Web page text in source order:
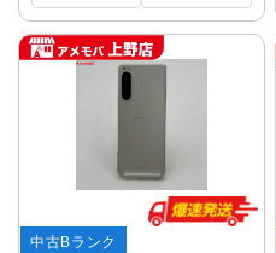
中古Bランク